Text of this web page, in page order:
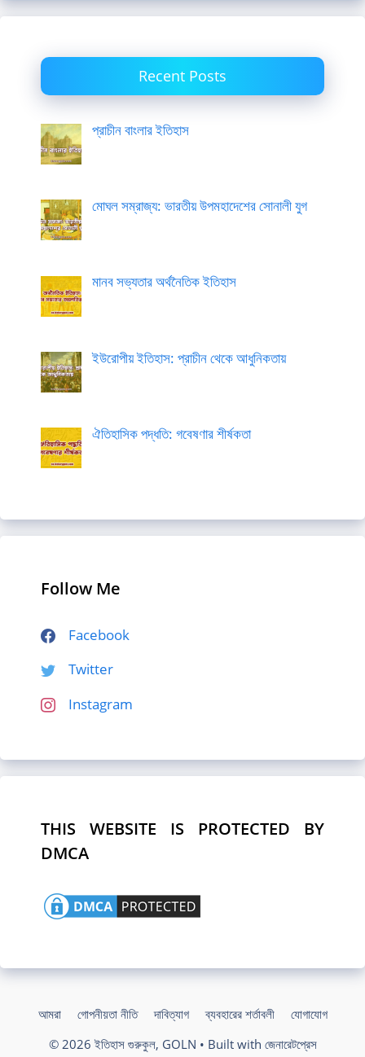
Recent Posts
প্রাচীন বাংলার ইতিহাস
মোঘল সম্রাজ্য: ভারতীয় উপমহাদেশের সোনালী যুগ
মানব সভ্যতার অর্থনৈতিক ইতিহাস
ইউরোপীয় ইতিহাস: প্রাচীন থেকে আধুনিকতায়
ঐতিহাসিক পদ্ধতি: গবেষণার শীর্ষকতা
Follow Me
Facebook
Twitter
Instagram
THIS WEBSITE IS PROTECTED BY
DMCA
আমরা গোপনীয়তা নীতি দাবিত্যাগ ব্যবহারের শর্তাবলী
যোগাযোগ
© 2026 ইতিহাস গুরুকুল, GOLN • Built with জেনারেটপ্রেস